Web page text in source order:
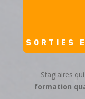
SORTIES
Stagiaires
formation